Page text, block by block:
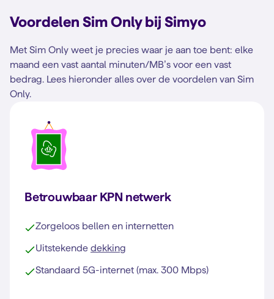
Voordelen Sim Only bij Simyo
Met Sim Only weet je precies waar je aan toe bent: elke
maand een vast aantal minuten/MB’s voor een vast
bedrag. Lees hieronder alles over de voordelen van Sim
Only.
Betrouwbaar KPN netwerk
Zorgeloos bellen en internetten
Uitstekende dekking
Standaard 5G-internet (max. 300 Mbps)